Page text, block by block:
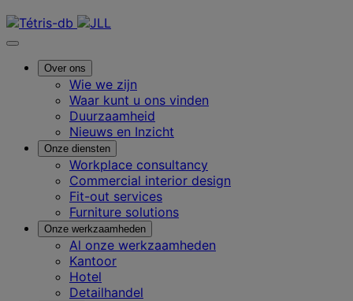
Over ons
Wie we zijn
Waar kunt u ons vinden
Duurzaamheid
Nieuws en Inzicht
Onze diensten
Workplace consultancy
Commercial interior design
Fit-out services
Furniture solutions
Onze werkzaamheden
Al onze werkzaamheden
Kantoor
Hotel
Detailhandel